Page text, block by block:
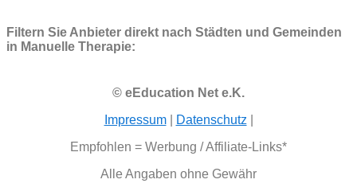
Filtern Sie Anbieter direkt nach Städten und Gemeinden
in Manuelle Therapie:
© eEducation Net e.K.
Impressum| Datenschutz
Empfohlen = Werbung / Affiliate-Links*
Alle Angaben ohne Gewähr